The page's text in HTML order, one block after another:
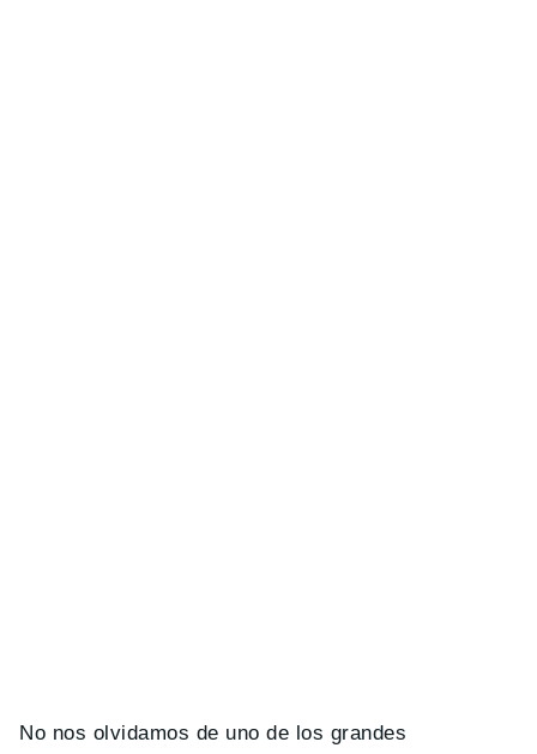
No nos olvidamos de uno de los grandes